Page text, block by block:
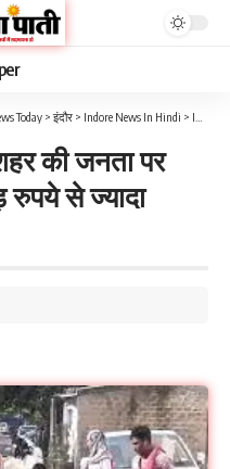
Today > इंदौर > Indore News In Hindi > Indore News – इंदौर शहर की जनता पर कचरा शुल्क के 50 करोड़ रुपये से ज्यादा बकाया
की जनता पर
से ज्यादा